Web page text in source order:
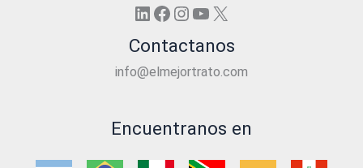
LinkedIn
Facebook
Instagram
YouTube
X
Contactanos
info@elmejortrato.com
Encuentranos en